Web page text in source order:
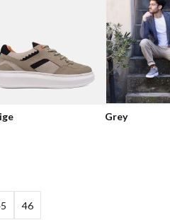
Grey
46